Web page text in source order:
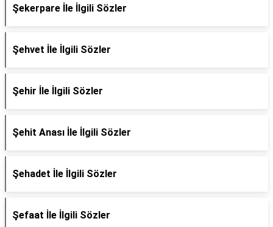
Şekerpare İle İlgili Sözler
Şehvet İle İlgili Sözler
Şehir İle İlgili Sözler
Şehit Anası İle İlgili Sözler
Şehadet İle İlgili Sözler
Şefaat İle İlgili Sözler